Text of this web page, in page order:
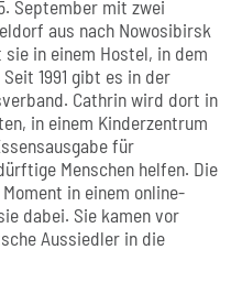
September mit zwei
aus nach Nowosibirsk
in einem Hostel, in dem
1991 gibt es in der
Cathrin wird dort in
in einem Kinderzentrum
für
Menschen helfen. Die
in einem online-
dabei. Sie kamen vor
Aussiedler in die